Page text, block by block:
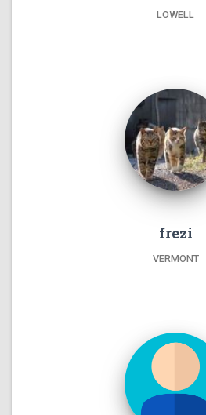
LOWELL
frezi
VERMONT